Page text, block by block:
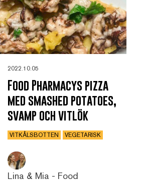
2022.10.05
Food Pharmacys pizza
med smashed potatoes,
svamp och vitlök
VITKÅLSBOTTEN VEGETARISK
Lina & Mia - Food